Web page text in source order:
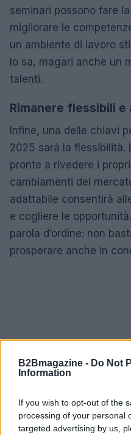
B2Bmagazine - Do Not
Information
If you wish to opt-out of the
processing of your personal
targeted advertising by us,
seminari possono fare
migliorare le
un ambiente di lavoro
lo sa, magari anche un
talenti.
Rimanere flessibili e
Infine, una delle chiavi
2025 sarà la flessibilità.
pronte a rivedere i
cambiamenti del
adattabile consentirà
e cogliere le
parola d’ordine: non
prosperare anche in